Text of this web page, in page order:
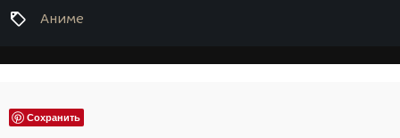
Аниме
Сохранить